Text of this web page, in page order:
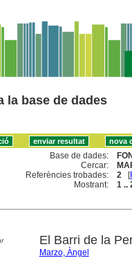
la base de dades
Base de dades:
Cercar:
Referències trobades:
2 [
Mostrant:
1 ..
El Barri de la
Marzo, Àngel